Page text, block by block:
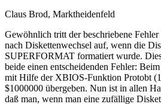
Claus Brod, Marktheidenfeld
Gewöhnlich tritt der beschriebene
nach Diskettenwechsel auf, wenn die
SUPERFORMAT formatiert wurde.
beide einen entscheidenden Fehler:
mit Hilfe der XBIOS-Funktion Protobt
$1000000 übergeben. Nun ist in allen
daß man, wenn man eine zufällige